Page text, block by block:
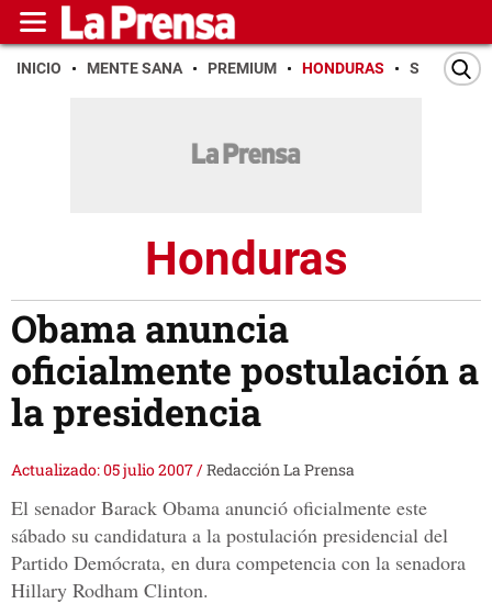
INICIO MENTE SANA PREMIUM HONDURAS SAN PEDRO
Honduras
Obama anuncia
oficialmente postulación a
la presidencia
Actualizado: 05 julio 2007/Redacción La Prensa
El senador Barack Obama anunció oficialmente este
sábado su candidatura a la postulación presidencial del
Partido Demócrata, en dura competencia con la senadora
Hillary Rodham Clinton.